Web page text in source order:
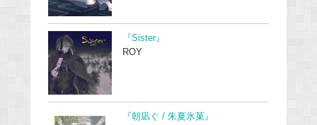
『Sister』
ROY
『朝凪ぐ / 朱夏氷菓』